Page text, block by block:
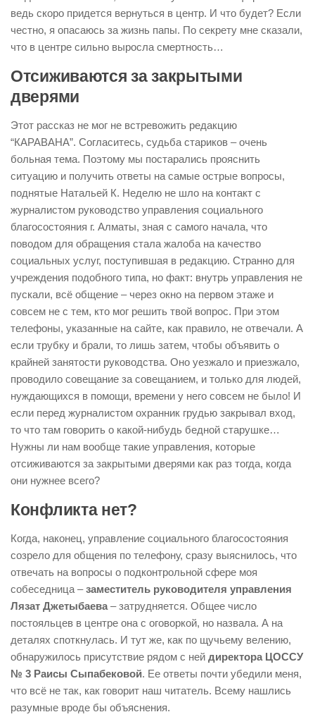
ведь скоро придется вернуться в центр. И что будет? Если
честно, я опасаюсь за жизнь папы. По секрету мне сказали,
что в центре сильно выросла смертность…
Отсиживаются за закрытыми
дверями
Этот рассказ не мог не встревожить редакцию
“КАРАВАНА”. Согласитесь, судьба стариков – очень
больная тема. Поэтому мы постарались прояснить
ситуацию и получить ответы на самые острые вопросы,
поднятые Натальей К. Неделю не шло на контакт с
журналистом руководство управления социального
благосостояния г. Алматы, зная с самого начала, что
поводом для обращения стала жалоба на качество
социальных услуг, поступившая в редакцию. Странно для
учреждения подобного типа, но факт: внутрь управления не
пускали, всё общение – через окно на первом этаже и
совсем не с тем, кто мог решить твой вопрос. При этом
телефоны, указанные на сайте, как правило, не отвечали. А
если трубку и брали, то лишь затем, чтобы объявить о
крайней занятости руководства. Оно уезжало и приезжало,
проводило совещание за совещанием, и только для людей,
нуждающихся в помощи, времени у него совсем не было! И
если перед журналистом охранник грудью закрывал вход,
то что там говорить о какой-нибудь бедной старушке…
Нужны ли нам вообще такие управления, которые
отсиживаются за закрытыми дверями как раз тогда, когда
они нужнее всего?
Конфликта нет?
Когда, наконец, управление социального благосостояния
созрело для общения по телефону, сразу выяснилось, что
отвечать на вопросы о подконтрольной сфере моя
собеседница –заместитель руководителя управления
Лязат Джетыбаева – затрудняется. Общее число
постояльцев в центре она с оговоркой, но назвала. А на
деталях споткнулась. И тут же, как по щучьему велению,
обнаружилось присутствие рядом с ней директора ЦОССУ
№ 3 Раисы Сыпабековой. Ее ответы почти убедили меня,
что всё не так, как говорит наш читатель. Всему нашлись
разумные вроде бы объяснения.